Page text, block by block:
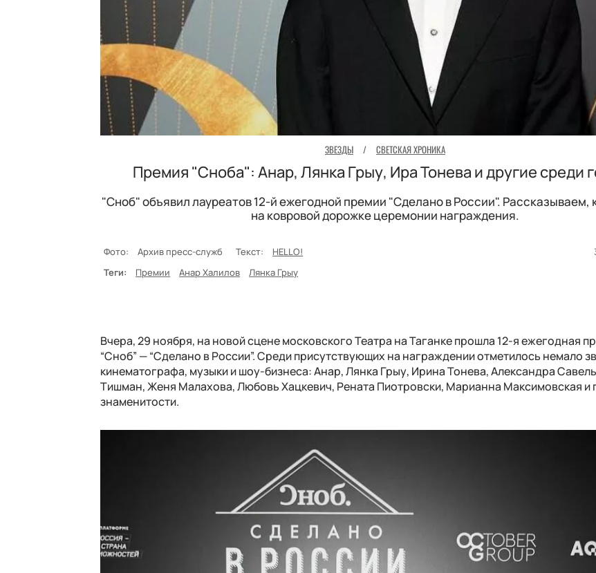
ЗВЕЗДЫ / СВЕТСКАЯ ХРОНИКА
Премия "Сноба": Анар, Лянка Грыу, Ира Тонева и другие среди
"Сноб" объявил лауреатов 12-й ежегодной премии "Сделано в России". Рассказываем,
на ковровой дорожке церемонии награждения.
Фото: Архив пресс-служб Текст: HELLO!
Теги:
Премии Анар Халилов Лянка Грыу
Вчера, 29 ноября, на новой сцене московского Театра на Таганке прошла 12-я ежегодная
“Сноб” — “Сделано в России”. Среди присутствующих на награждении отметилось немало
кинематографа, музыки и шоу-бизнеса: Анар, Лянка Грыу, Ирина Тонева, Александра
Тишман, Женя Малахова, Любовь Хацкевич, Рената Пиотровски, Марианна Максимовская и
знаменитости.